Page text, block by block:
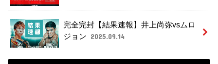
完全完封【結果速報】井上尚弥vsムロ
ジョン 2025.09.14